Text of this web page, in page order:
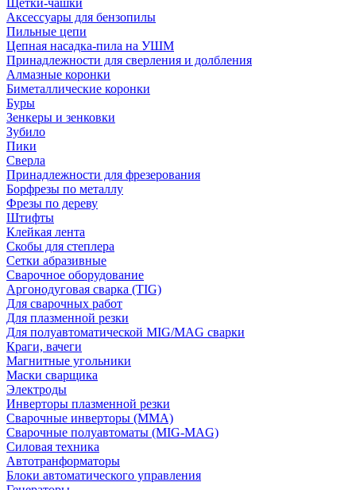
Щетки-чашки
Аксессуары для бензопилы
Пильные цепи
Цепная насадка-пила на УШМ
Принадлежности для сверления и долбления
Алмазные коронки
Биметаллические коронки
Буры
Зенкеры и зенковки
Зубило
Пики
Сверла
Принадлежности для фрезерования
Борфрезы по металлу
Фрезы по дереву
Штифты
Клейкая лента
Скобы для степлера
Сетки абразивные
Сварочное оборудование
Аргонодуговая сварка (TIG)
Для сварочных работ
Для плазменной резки
Для полуавтоматической MIG/MAG сварки
Краги, вачеги
Магнитные угольники
Маски сварщика
Электроды
Инверторы плазменной резки
Сварочные инверторы (MMA)
Сварочные полуавтоматы (MIG-MAG)
Силовая техника
Автотранформаторы
Блоки автоматического управления